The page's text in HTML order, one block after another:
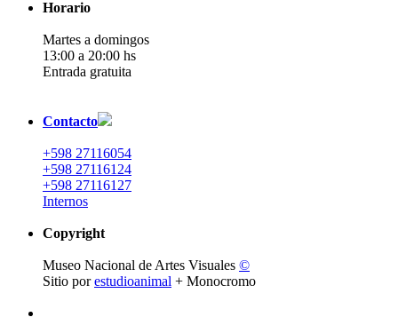
Horario
Martes a domingos
13:00 a 20:00 hs
Entrada gratuita
Contacto
+598 27116054
+598 27116124
+598 27116127
Internos
Copyright
Museo Nacional de Artes Visuales ©
Sitio porestudioanimal + Monocromo